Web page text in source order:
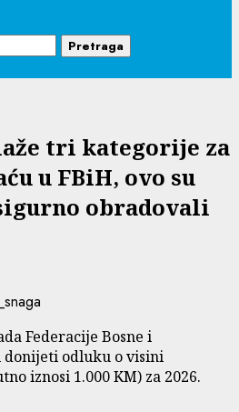
tri kategorije za
u FBiH, ovo su
obradovali
Federacije Bosne i
odluku o visini
iznosi 1.000 KM) za 2026.